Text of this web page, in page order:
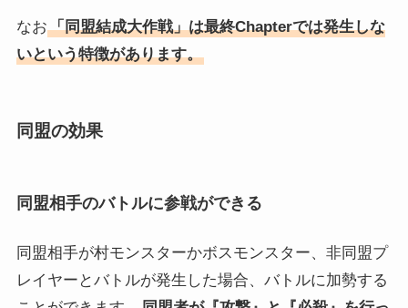
なお「同盟結成大作戦」は最終Chapterでは発生しな
いという特徴があります。
同盟の効果
同盟相手のバトルに参戦ができる
同盟相手が村モンスターかボスモンスター、非同盟プ
レイヤーとバトルが発生した場合、バトルに加勢する